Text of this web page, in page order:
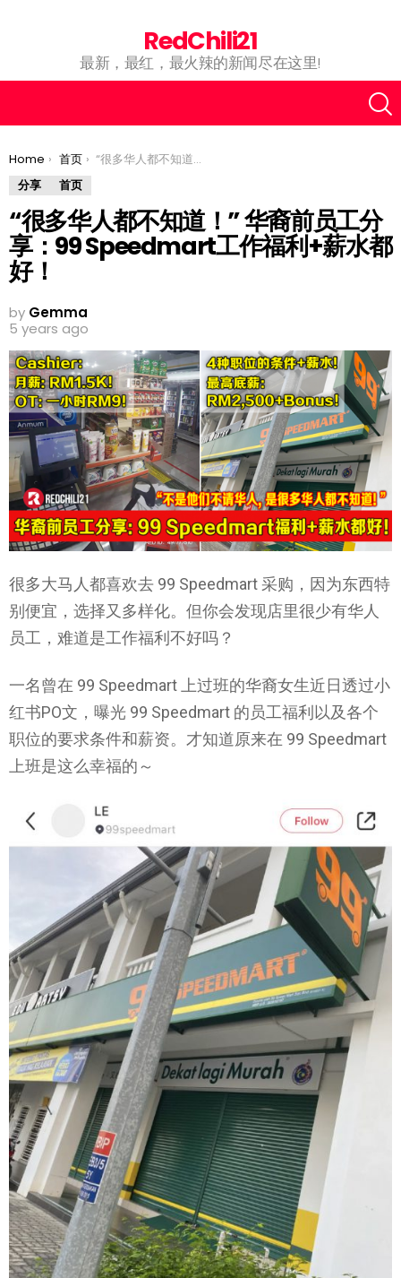
RedChili21
最新，最红，最火辣的新闻尽在这里!
You are here:
Home 首页
“很多华人都不知道！” 华裔前员工分享：99 Speedmart工作福利+薪水都好！
分享
首页
“很多华人都不知道！” 华裔前员工分
享：99 Speedmart工作福利+薪水都
好！
by Gemma
5 years ago
很多大马人都喜欢去 99 Speedmart 采购，因为东西特
别便宜，选择又多样化。但你会发现店里很少有华人
员工，难道是工作福利不好吗？
一名曾在 99 Speedmart 上过班的华裔女生近日透过小
红书PO文，曝光 99 Speedmart 的员工福利以及各个
职位的要求条件和薪资。才知道原来在 99 Speedmart
上班是这么幸福的～